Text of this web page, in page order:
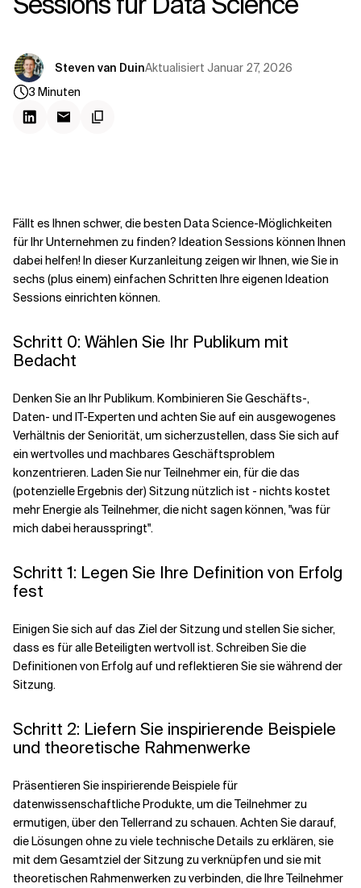
Verwandte Themen
Steven van DuinAktualisiert Januar 27, 2026
3 Minuten
Fällt es Ihnen schwer, die besten Data Science-Möglichkeiten
für Ihr Unternehmen zu finden? Ideation Sessions können Ihnen
dabei helfen! In dieser Kurzanleitung zeigen wir Ihnen, wie Sie in
sechs (plus einem) einfachen Schritten Ihre eigenen Ideation
Sessions einrichten können.
Schritt 0: Wählen Sie Ihr Publikum mit
Bedacht
Denken Sie an Ihr Publikum. Kombinieren Sie Geschäfts-,
Daten- und IT-Experten und achten Sie auf ein ausgewogenes
Verhältnis der Seniorität, um sicherzustellen, dass Sie sich auf
ein wertvolles und machbares Geschäftsproblem
konzentrieren. Laden Sie nur Teilnehmer ein, für die das
(potenzielle Ergebnis der) Sitzung nützlich ist - nichts kostet
mehr Energie als Teilnehmer, die nicht sagen können, "was für
mich dabei herausspringt".
Schritt 1: Legen Sie Ihre Definition von Erfolg
fest
Einigen Sie sich auf das Ziel der Sitzung und stellen Sie sicher,
dass es für alle Beteiligten wertvoll ist. Schreiben Sie die
Definitionen von Erfolg auf und reflektieren Sie sie während der
Sitzung.
Schritt 2: Liefern Sie inspirierende Beispiele
und theoretische Rahmenwerke
Präsentieren Sie inspirierende Beispiele für
datenwissenschaftliche Produkte, um die Teilnehmer zu
ermutigen, über den Tellerrand zu schauen. Achten Sie darauf,
die Lösungen ohne zu viele technische Details zu erklären, sie
mit dem Gesamtziel der Sitzung zu verknüpfen und sie mit
theoretischen Rahmenwerken zu verbinden, die Ihre Teilnehmer